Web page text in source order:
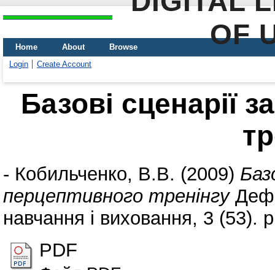
OF
Home About
Browse
Login
Create Account
Базові сценарії
- Кобильченко, В.В. (2009)
перцептивного тренінгу
навчання і виховання, 3 (53).
PDF